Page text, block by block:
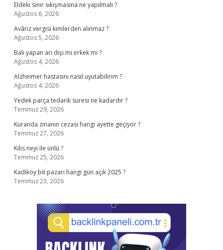
Eldeki sinir sıkışmasına ne yapılmalı ?
Ağustos 6, 2026
Avârız vergisi kimlerden alınmaz ?
Ağustos 5, 2026
Balı yapan arı dişi mi erkek mi ?
Ağustos 4, 2026
Alzheimer hastasını nasıl uyutabilirim ?
Ağustos 4, 2026
Yedek parça tedarik süresi ne kadardır ?
Temmuz 29, 2026
Kuranda zinanın cezası hangi ayette geçiyor ?
Temmuz 27, 2026
Kilis neyi ile ünlü ?
Temmuz 25, 2026
Kadıköy bit pazarı hangi gün açık 2025 ?
Temmuz 23, 2026